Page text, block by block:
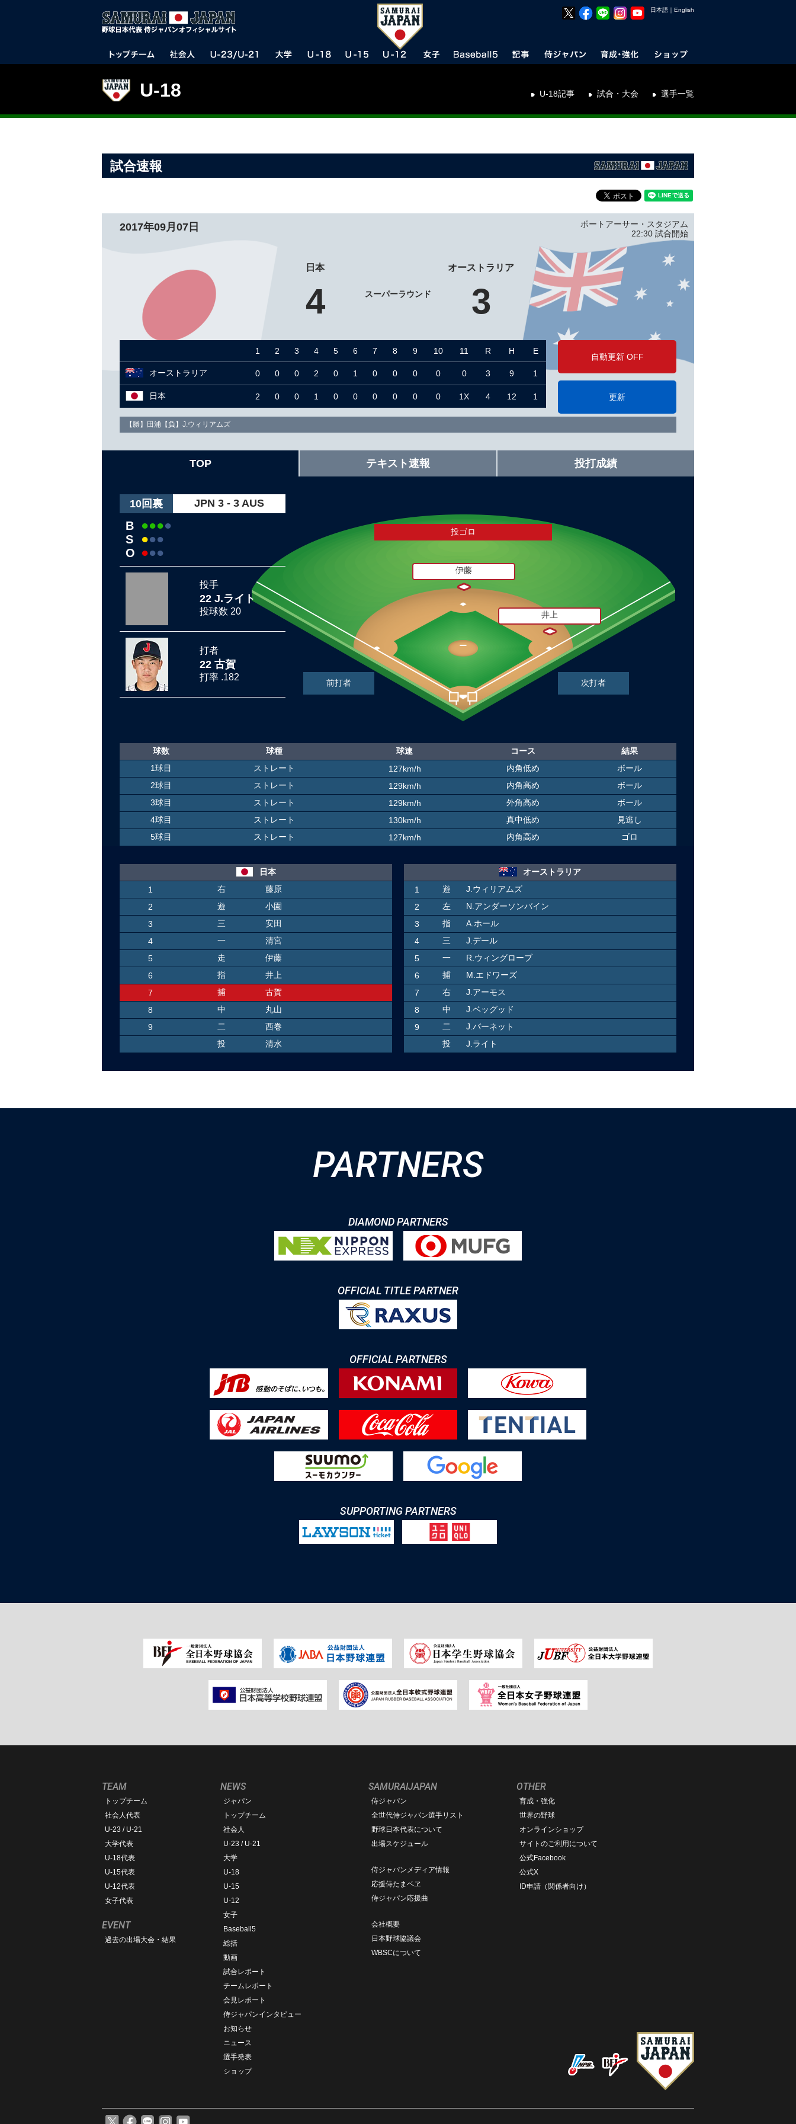
日本語 ｜ English
U-18 U-18記事 試合・大会 選手一覧
試合速報
2017年09月07日
ポートアーサー・スタジアム
22:30 試合開始
日本
4 スーパーラウンド
オーストラリア
3
1 2 3 4 5 6 7 8 9 10 11 R H E
オーストラリア 0 0 0 2 0 1 0 0 0 0 0 3 9 1
日本 2 0 0 1 0 0 0 0 0 0 1X 4 12 1
自動更新 OFF
更新
【勝】田浦【負】J.ウィリアムズ
TOP テキスト速報 投打成績
PARTNERS
DIAMOND PARTNERS
OFFICIAL TITLE PARTNER
OFFICIAL PARTNERS
SUPPORTING PARTNERS
TEAM
トップチーム
社会人代表
U-23 / U-21
大学代表
U-18代表
U-15代表
U-12代表
女子代表
EVENT
過去の出場大会・結果
NEWS
ジャパン
トップチーム
社会人
U-23 / U-21
大学
U-18
U-15
U-12
女子
Baseball5
総括
動画
試合レポート
チームレポート
会見レポート
侍ジャパンインタビュー
お知らせ
ニュース
選手発表
ショップ
SAMURAIJAPAN
侍ジャパン
全世代侍ジャパン選手リスト
野球日本代表について
出場スケジュール
侍ジャパンメディア情報
応援侍たまベヱ
侍ジャパン応援曲
会社概要
日本野球協議会
WBSCについて
OTHER
育成・強化
世界の野球
オンラインショップ
サイトのご利用について
公式Facebook
公式X
ID申請（関係者向け）